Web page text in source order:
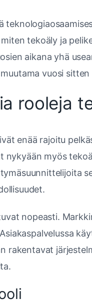
tekoäly ja
aikana yhä
vuosi sitten
rooleja
enää rajoitu
nykyään myös
nopeasti.
rakentavat